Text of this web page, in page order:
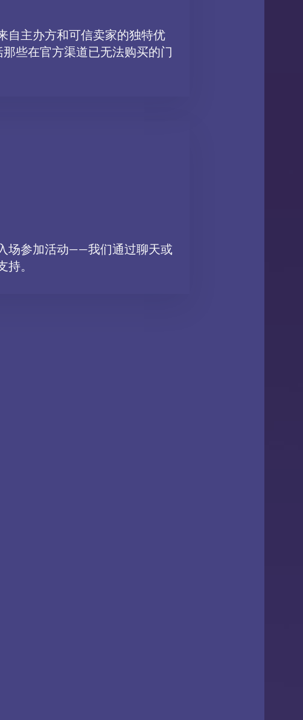
自主办方和可信卖家的独特优
些在官方渠道已无法购买的门
场参加活动——我们通过聊天或
。